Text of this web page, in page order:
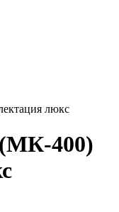
люкс
400)